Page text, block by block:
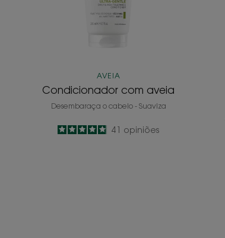
AVEIA
Condicionador com aveia
Desembaraça o cabelo - Suaviza
4.9
/
5
41 opiniões